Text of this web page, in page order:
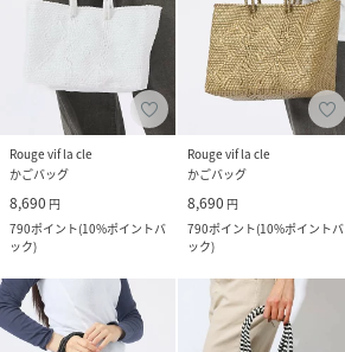
Rouge vif la cle
かごバッグ
8,690 円
790ポイント(10%ポイントバ
ック)
Rouge vif la cle
かごバッグ
8,690 円
790ポイント(10%ポイントバ
ック)